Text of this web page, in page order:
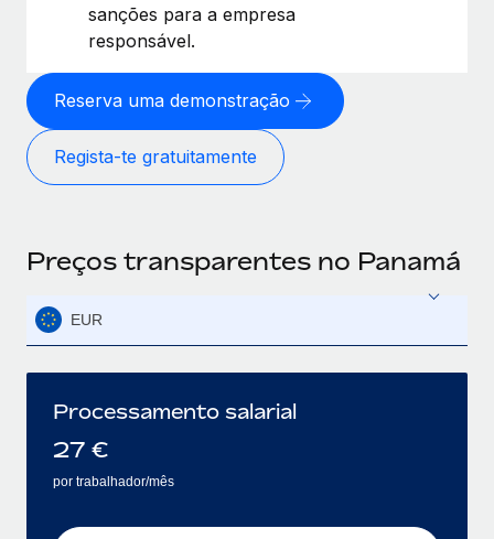
sanções para a empresa
responsável.
Reserva uma demonstração
Regista-te gratuitamente
Preços transparentes no Panamá
EUR
Processamento salarial
27 €
por trabalhador/mês